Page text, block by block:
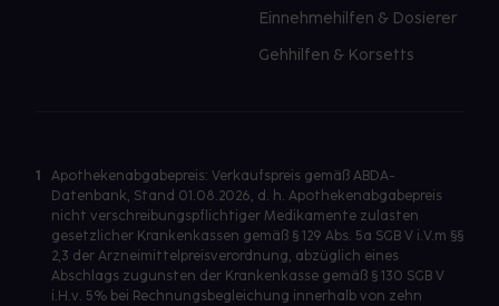
Einnehmehilfen & Dosierer
Gehhilfen & Korsetts
1
Apothekenabgabepreis: Verkaufspreis gemäß ABDA-
Datenbank, Stand 01.08.2026, d. h. Apothekenabgabepreis
nicht verschreibungspflichtiger Medikamente zulasten
gesetzlicher Krankenkassen gemäß § 129 Abs. 5a SGB V i.V.m §§
2,3 der Arzneimittelpreisverordnung, abzüglich eines
Abschlags zugunsten der Krankenkasse gemäß § 130 SGB V
i.H.v. 5% bei Rechnungsbegleichung innerhalb von zehn